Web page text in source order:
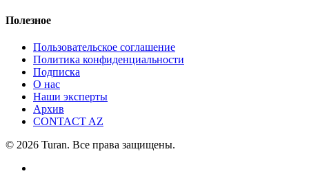
Полезное
Пользовательское соглашение
Политика конфиденциальности
Подписка
О нас
Наши эксперты
Архив
CONTACT AZ
© 2026 Turan. Все права защищены.